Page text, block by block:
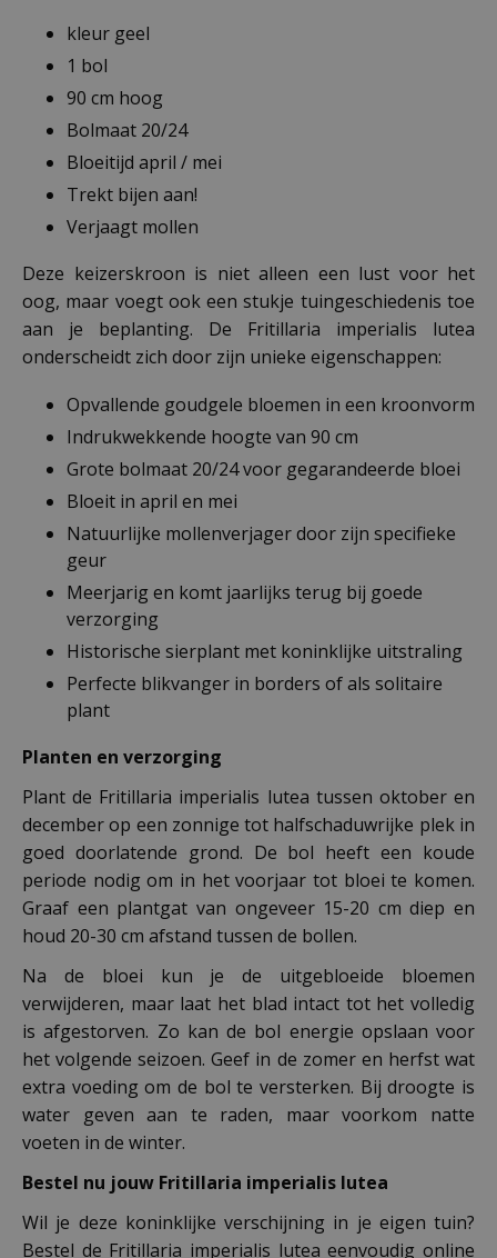
kleur geel
1 bol
90 cm hoog
Bolmaat 20/24
Bloeitijd april / mei
Trekt bijen aan!
Verjaagt mollen
Deze keizerskroon is niet alleen een lust voor het
oog, maar voegt ook een stukje tuingeschiedenis toe
aan je beplanting. De Fritillaria imperialis lutea
onderscheidt zich door zijn unieke eigenschappen:
Opvallende goudgele bloemen in een kroonvorm
Indrukwekkende hoogte van 90 cm
Grote bolmaat 20/24 voor gegarandeerde bloei
Bloeit in april en mei
Natuurlijke mollenverjager door zijn specifieke
geur
Meerjarig en komt jaarlijks terug bij goede
verzorging
Historische sierplant met koninklijke uitstraling
Perfecte blikvanger in borders of als solitaire
plant
Planten en verzorging
Plant de Fritillaria imperialis lutea tussen oktober en
december op een zonnige tot halfschaduwrijke plek in
goed doorlatende grond. De bol heeft een koude
periode nodig om in het voorjaar tot bloei te komen.
Graaf een plantgat van ongeveer 15-20 cm diep en
houd 20-30 cm afstand tussen de bollen.
Na de bloei kun je de uitgebloeide bloemen
verwijderen, maar laat het blad intact tot het volledig
is afgestorven. Zo kan de bol energie opslaan voor
het volgende seizoen. Geef in de zomer en herfst wat
extra voeding om de bol te versterken. Bij droogte is
water geven aan te raden, maar voorkom natte
voeten in de winter.
Bestel nu jouw Fritillaria imperialis lutea
Wil je deze koninklijke verschijning in je eigen tuin?
Bestel de Fritillaria imperialis lutea eenvoudig online